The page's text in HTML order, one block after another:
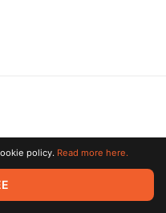
reserved. All trademarks
policy. Read more here.